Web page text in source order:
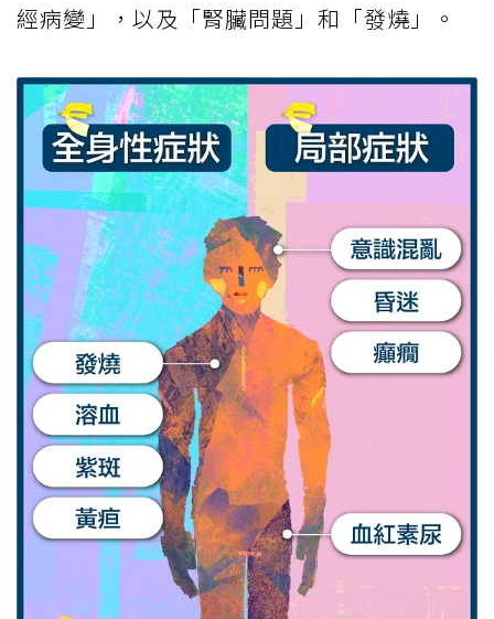
經病變」，以及「腎臟問題」和「發燒」。